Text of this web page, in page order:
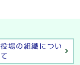
役場の組織につい
て